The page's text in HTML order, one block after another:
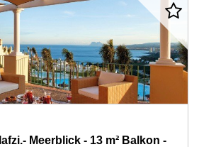
Meerblick - 13 m² Balkon -